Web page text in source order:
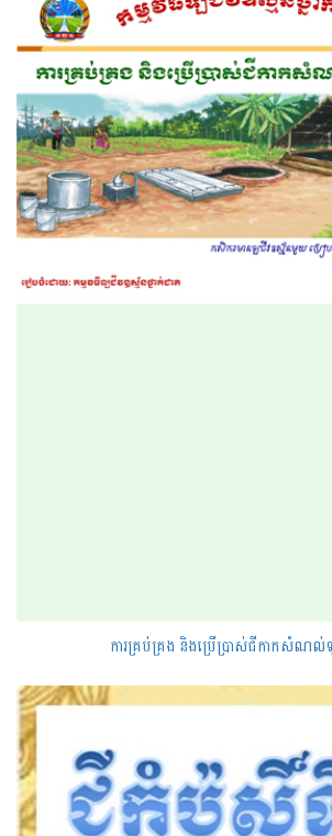
ការគ្រប់គ្រង និងប្រើប្រាស់ជីកាកសំណល់